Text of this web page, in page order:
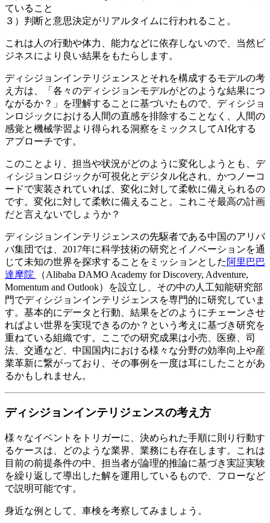
ていること
３）判断と意思決定がリアルタイムに行われること。
これは人の行動や体力、能力などに依存しないので、当然ビ
ジネスにより良い結果をもたらします。
ディシジョンインテリジェンスとそれを構成するモデルの考
え方は、「各々のディシジョンモデルがどのような結果につ
ながるか？」を理解することに基づいたもので、ディシジョ
ンロジックにおける人間の直感を排除することなく、人間の
感覚と機械学習より得られる洞察をミックスしてAI化する
アプローチです。
このことより、担当や状況がどのように変化しようとも、デ
ィシジョンロジックが可視化とデジタル化され、かつノーコ
ードで実装されていれば、変化に対して柔軟に備えられるの
です。変化に対して柔軟に備えること。これこそ最高の計画
だと言えないでしょうか？
ディシジョンインテリジェンスの先駆者である中国のアリバ
バ集団では、2017年に科学技術の研究とイノベーションを通
じて未知の世界を探求することをミッションとした 阿里巴巴
達摩院
（Alibaba DAMO Academy for Discovery, Adventure,
Momentum and Outlook）を設立し、その中の人工知能研究部
門でディシジョンインテリジェンスを専門的に研究していま
す。基本的にデータと行動、結果をどのようにチェーンさせ
ればよい世界を実現できるのか？という考えに基づき研究を
重ねている組織です。ここでの研究成果は小売、医療、司
法、交通など、中国国内における様々な分野の効率向上や産
業革新に繋がっており、その事例を一度は耳にしたことがあ
るかもしれません。
ディシジョンインテリジェンスの考え方
様々なイベントをトリガーに、決められた手順に則り行動す
るケースは、どのような業界、業務にも存在します。これは
目前の前提条件の中、担当者が論理的推論に基づき実証実験
を繰り返して導出した解を運用しているもので、フローなど
で説明可能です。
身近な例として、車検を考察してみましょう。